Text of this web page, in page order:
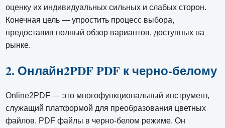
оценку их индивидуальных сильных и слабых сторон.
Конечная цель — упростить процесс выбора,
предоставив полный обзор вариантов, доступных на
рынке.
2. Онлайн2PDF PDF к черно-белому
Online2PDF — это многофункциональный инструмент,
служащий платформой для преобразования цветных
файлов. PDF файлы в черно-белом режиме. Он